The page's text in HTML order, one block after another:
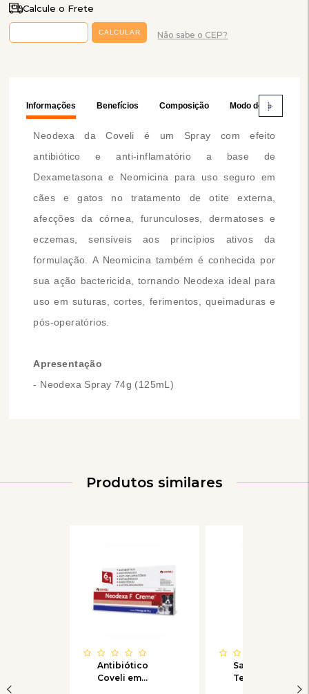
Calcule o Frete
Não sabe o CEP?
Informações Benefícios Composição Modo de Usar
Neodexa da Coveli é um Spray com efeito
antibiótico e anti-inflamatório a base de
Dexametasona e Neomicina para uso seguro em
cães e gatos no tratamento de otite externa,
afecções da córnea, furunculoses, dermatoses e
eczemas, sensíveis aos princípios ativos da
formulação. A Neomicina também é conhecida por
sua ação bactericida, tornando Neodexa ideal para
uso em suturas, cortes, ferimentos, queimaduras e
pós-operatórios.
Apresentação
- Neodexa Spray 74g (125mL)
Produtos similares
Antibiótico
Coveli em
Sarnicida Coveli
Tetisarnol em